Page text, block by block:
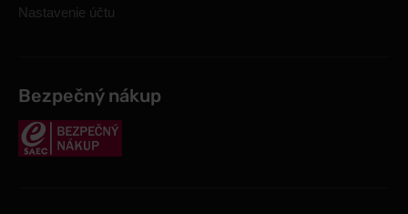
Nastavenie účtu
Bezpečný nákup